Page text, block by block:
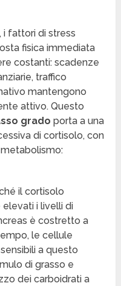
i fattori di stress
fisica immediata
costanti: scadenze
traffico
mantengono
attivo. Questo
grado porta a una
di cortisolo, con
il cortisolo
i livelli di
è costretto a
le cellule
a questo
di grasso e
dei carboidrati a